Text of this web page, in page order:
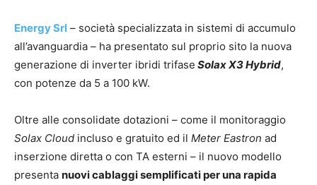
Energy Srl – società specializzata in sistemi di accumulo
all’avanguardia – ha presentato sul proprio sito la nuova
generazione di inverter ibridi trifase Solax X3 Hybrid,
con potenze da 5 a 100 kW.
Oltre alle consolidate dotazioni – come il monitoraggio
Solax Cloud incluso e gratuito ed il Meter Eastron ad
inserzione diretta o con TA esterni – il nuovo modello
presenta nuovi cablaggi semplificati per una rapida